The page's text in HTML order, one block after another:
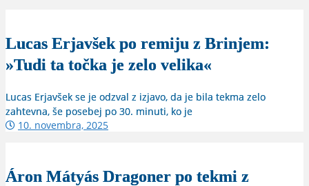
Lucas Erjavšek po remiju z Brinjem:
»Tudi ta točka je zelo velika«
Lucas Erjavšek se je odzval z izjavo, da je bila tekma zelo
zahtevna, še posebej po 30. minuti, ko je
10. novembra, 2025
Áron Mátyás Dragoner po tekmi z